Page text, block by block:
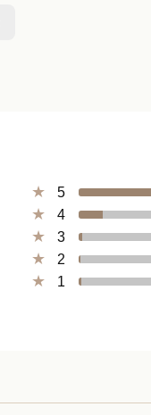
5
4
3
2
1